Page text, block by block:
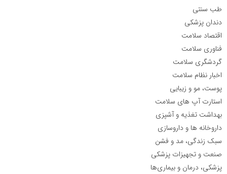
طب سنتی
دندان پزشکی
اقتصاد سلامت
فناوری سلامت
گردشگری سلامت
اخبار نظام سلامت
پوست، مو و زیبایی
استارت آپ های سلامت
بهداشت تغذیه و آشپزی
داروخانه ها و داروسازی
سبک زندگی، مد و فشن
صنعت و تجهیزات پزشکی
پزشکی، درمان و بیماری‌ها